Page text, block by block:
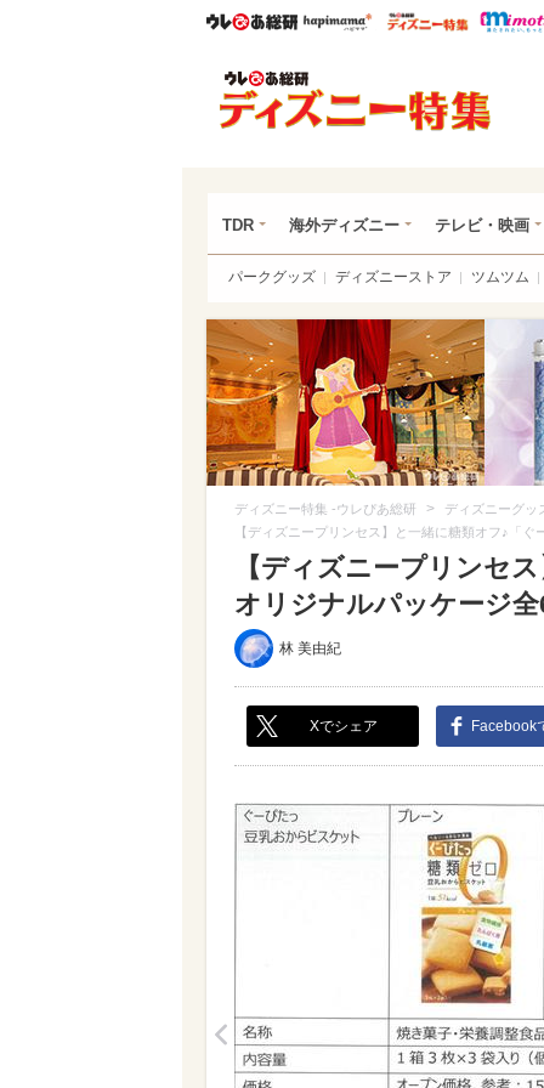
ウレぴあ総研ハピママ*
ウレぴ
TDR 海外ディズニー テレビ・映画
パークグッズ ディズニーストア ツムツム
ディズニー特集 -ウレぴあ総研 >
ディズニーグッ
【ディズニープリンセス】と一緒に糖類オフ♪「
【ディズニープリンセ
オリジナルパッケージ
林 美由紀
Xでシェア Facebook